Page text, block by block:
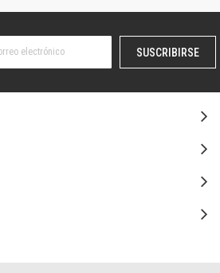
SUSCRIBIRSE